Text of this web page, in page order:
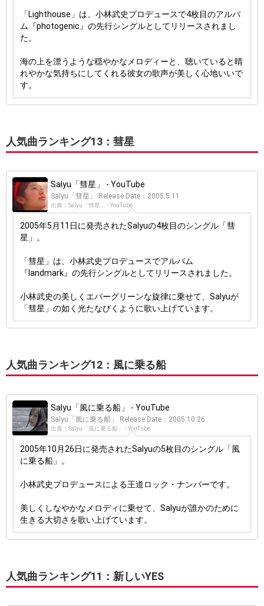
「Lighthouse」は、小林武史プロデュースで4枚目のアルバ
ム『photogenic』の先行シングルとしてリリースされまし
た。
海の上を漂うような穏やかなメロディーと、聴いていると晴
れやかな気持ちにしてくれる彼女の歌声が美しく心地いいで
す。
人気曲ランキング13：彗星
Salyu「彗星」 - YouTube
Salyu「彗星」 Release Date：2005.5.11
出典：Salyu「彗星」 - YouTube
2005年5月11日に発売されたSalyuの4枚目のシングル「彗
星」。
「彗星」は、小林武史プロデュースでアルバム
『landmark』の先行シングルとしてリリースされました。
小林武史の美しくエバーグリーンな旋律に乗せて、Salyuが
「彗星」の如く光たなびくように歌い上げています。
人気曲ランキング12：風に乗る船
Salyu「風に乗る船」 - YouTube
Salyu「風に乗る船」 Release Date：2005.10.26
出典：Salyu「風に乗る船」 - YouTube
2005年10月26日に発売されたSalyuの5枚目のシングル「風
に乗る船」。
小林武史プロデュースによる王道ロック・ナンバーです。
美しくしなやかなメロディに乗せて、Salyuが誰かのために
生きる大切さを歌い上げています。
人気曲ランキング11：新しいYES